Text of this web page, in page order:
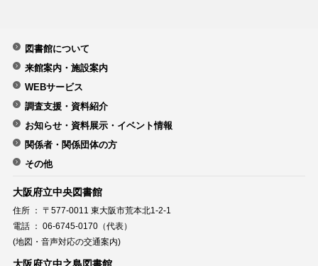
図書館について
来館案内・施設案内
WEBサービス
調査支援・資料紹介
お知らせ・資料展示・イベント情報
関係者・関係団体の方
その他
大阪府立中央図書館
住所 ： 〒577-0011 東大阪市荒本北1-2-1
電話 ： 06-6745-0170（代表）
(地図・音声対応の交通案内)